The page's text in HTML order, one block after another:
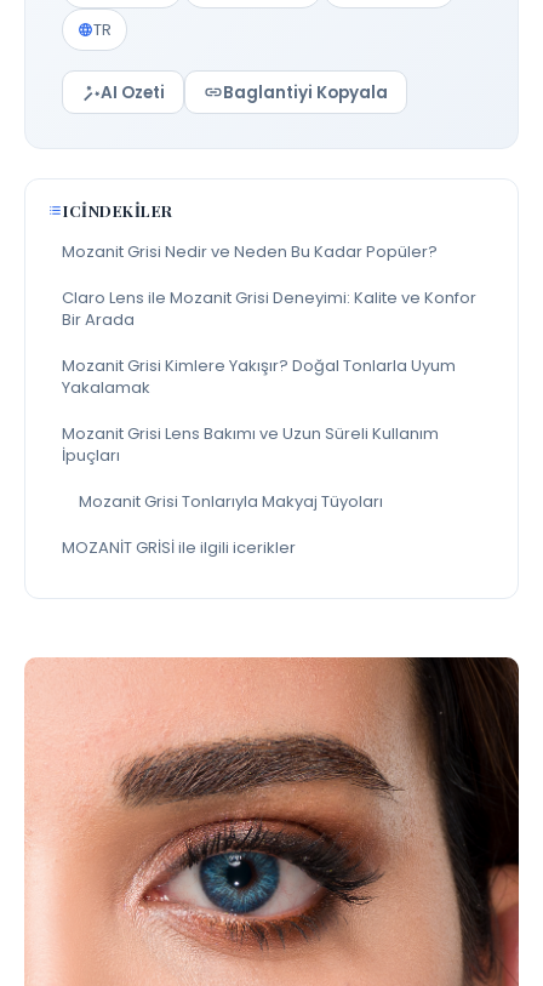
TR
AI Ozeti Baglantiyi Kopyala
ICINDEKILER
Mozanit Grisi Nedir ve Neden Bu Kadar Popüler?
Claro Lens ile Mozanit Grisi Deneyimi: Kalite ve Konfor
Bir Arada
Mozanit Grisi Kimlere Yakışır? Doğal Tonlarla Uyum
Yakalamak
Mozanit Grisi Lens Bakımı ve Uzun Süreli Kullanım
İpuçları
Mozanit Grisi Tonlarıyla Makyaj Tüyoları
MOZANİT GRİSİ ile ilgili icerikler